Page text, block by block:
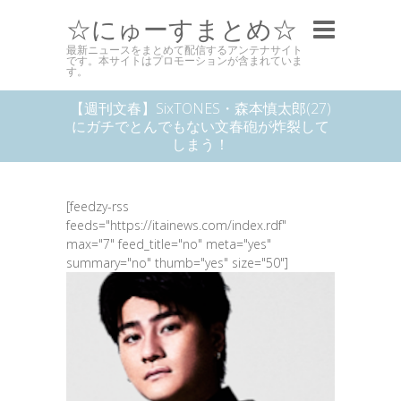
☆にゅーすまとめ☆
最新ニュースをまとめて配信するアンテナサイト
です。本サイトはプロモーションが含まれていま
す。
【週刊文春】SixTONES・森本慎太郎(27)
にガチでとんでもない文春砲が炸裂して
しまう！
[feedzy-rss
feeds="https://itainews.com/index.rdf"
max="7" feed_title="no" meta="yes"
summary="no" thumb="yes" size="50"]